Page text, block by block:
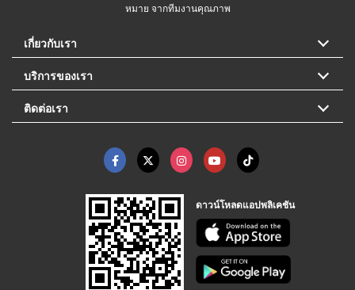
หมาย จากทีมงานคุณภาพ
เกี่ยวกับเรา
บริการของเรา
ติดต่อเรา
ดาวน์โหลดแอปพลิเคชัน